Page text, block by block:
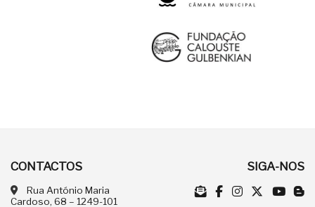
CONTACTOS
Rua António Maria
Cardoso, 68 – 1249-101
SIGA-NOS